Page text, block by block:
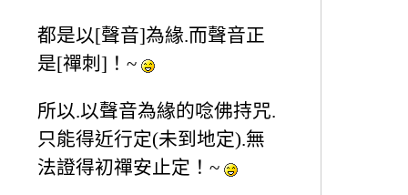
都是以[聲音]為緣.而聲音正
是[禪刺]！~
所以.以聲音為緣的唸佛持咒.
只能得近行定(未到地定).無
法證得初禪安止定！~